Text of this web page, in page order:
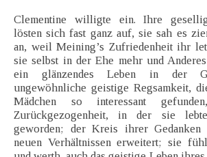
Clementine willigte ein. Ihre
lösten sich fast ganz auf, sie sah es
an, weil Meining’s Zufriedenheit ihr
sie selbst in der Ehe mehr und
ein glänzendes Leben in der
ungewöhnliche geistige Regsamkeit,
Mädchen so interessant
Zurückgezogenheit, in der sie
geworden; der Kreis ihrer
neuen Verhältnissen erweitert; sie